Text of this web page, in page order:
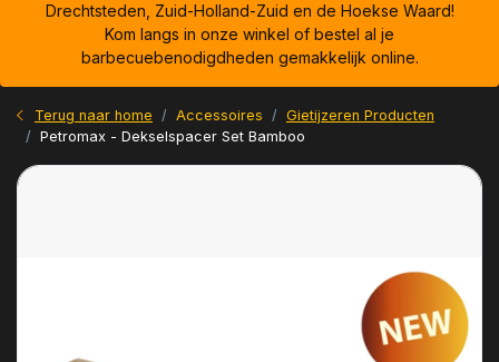
Drechtsteden, Zuid-Holland-Zuid en de Hoekse Waard!
Kom langs in onze winkel of bestel al je
barbecuebenodigdheden gemakkelijk online.
Terug naar home Accessoires
Gietijzeren Producten
Petromax - Dekselspacer Set Bamboo